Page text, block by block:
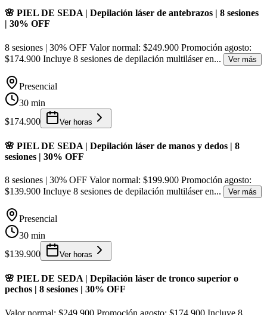
🌸 PIEL DE SEDA | Depilación láser de antebrazos | 8 sesiones
| 30% OFF
8 sesiones | 30% OFF Valor normal: $249.900 Promoción agosto:
$174.900 Incluye 8 sesiones de depilación multiláser en... Ver más
Presencial
30 min
$174.900
Ver horas
🌸 PIEL DE SEDA | Depilación láser de manos y dedos | 8
sesiones | 30% OFF
8 sesiones | 30% OFF Valor normal: $199.900 Promoción agosto:
$139.900 Incluye 8 sesiones de depilación multiláser en... Ver más
Presencial
30 min
$139.900
Ver horas
🌸 PIEL DE SEDA | Depilación láser de tronco superior o
pechos | 8 sesiones | 30% OFF
Valor normal: $249.900 Promoción agosto: $174.900 Incluye 8